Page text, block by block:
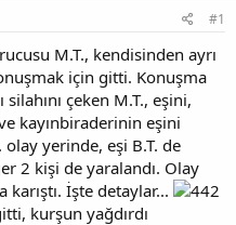
#1
M.T., kendisinden ayrı
için gitti. Konuşma
silahını çeken M.T., eşini,
kayınbiraderinin eşini
olay yerinde, eşi B.T. de
2 kişi de yaralandı. Olay
karıştı. İşte detaylar...
kurşun yağdırdı